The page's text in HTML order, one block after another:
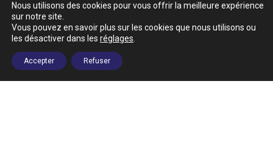
Suivez-nous
Nous utilisons des cookies pour vous offrir la meilleure expérience
sur notre site.
Vous pouvez en savoir plus sur les cookies que nous utilisons ou
les désactiver dans les réglages
Accepter Refuser